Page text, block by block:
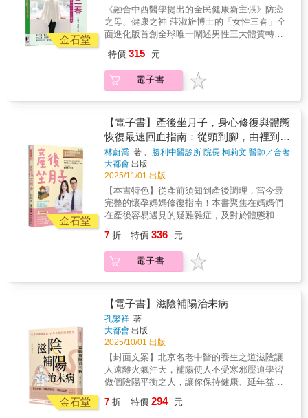
調理，手到病除從頭到腳48種常見症狀，如消
化不良、肩頸痠痛、耳鳴、經痛、疲勞、高血
壓、糖尿、耳鳴等等，都可照書中敲揉疏通堵
敲跟揉！依照書中圖示探查痛點、敲一敲，揉
一揉，疏通堵點，即使非醫學專業人士也能上
手，把小病痛消除在萌芽階段，提升臟腑的自
我修復能力。4.臟腑與經絡的雙向調養例如保
養心臟應「不妄作勞」不過度傷心，不要總是
活在過去的記憶中，也不沉迷於不切實際的妄
想。保養小腸應吃溫熱飲食，並揉開肩部僵硬
肌肉。
金石堂
《融合中西醫學提出的全民健康新主張》防癌
之母、健康之神 莊淑旂博士的「女性三春」全
面進化版首創全球唯一闡述男性三大體質轉換
這些疑問：★一定要吃轉骨方嗎？★如何教男
孩清潔「小弟弟」？★初潮前，怎麼幫女兒做
好身心準備？★「養精」蓄銳，該怎麼吃？★
康延壽的關鍵是什麼？▍從《黃帝內經》到現
代醫學：男女有別，養護關鍵也不同十世紀以
前，東西方的醫學普遍採用「一性模式」，認
為男女性的身體構造並無差異。然而，早在五
千年前的《黃帝內經》中，便已從「腎氣」的
角度揭示男女有別的成長週期與養生觀。所謂
「女七男八」，意指女性以七年，男性以八年
為一個生命週期，分別展現出不同的身心變化
與健康特徵。順應這些階段性的轉折，不僅預
防疾病，還能維持健康、延年益壽、享受人
命週期的深刻洞察⎯⎯⎯女性三春，並融合自身
數十年臨床經驗觀察與中西方醫學精隨，首創
針對男性的三大關鍵期⎯⎯⎯男性三春，構築
性別與身體構造上的差異，意味著調養方式必
須因人而異；依據不同階段的需求養護臟腑，
改善體質，就能真正甦醒健康。▍生命節律與
養生關鍵：男性三春 × 女性三春◆男性三春(1)
轉大人期：第二性徵初現，首重筋骨與氣血調
理(2)射精期：照護陰莖，養護肝腎，注重養精
蓄銳(3)初衰期：濡養肝血，補足腎氣，遠離初
順氣血，身心安和自在(2)養胎坐月子期：孕育
特價 315 元
電子書
金石堂
【電子書】產後坐月子，身心修復與體態
恢復最速回血指南：從頭到腳，由裡到
外，史上最完整的中醫產後調理聖經
林蔚喬 著 、 勝利中醫診所️ 院長 柯莉文 醫師／合著
著
大都會 出版
2025/11/01 出版
【本書特色】從產前須知到產後調理，當今最
完整的懷孕媽媽修復指南！本書聚焦在媽媽們
在產後容易遇見的疑難雜症，及對於體態和容
的運動步驟，結合中西醫觀點與中醫整復知
識，提供媽媽們溫和有效的改善解方，在擺脫
疼痛的同時，找回美麗與自信。
7 折 特價 336 元
電子書
金石堂
【電子書】滋陰補陽治未病
孔繁祥 著
大都會 出版
2025/10/01 出版
【封面文案】北京名老中醫的養生之道滋陰讓
人遠離火氣沖天，補陽使人不受寒邪壓迫學習
做個陰陽平衡之人，讓你保持健康、延年益
7 折 特價 294 元